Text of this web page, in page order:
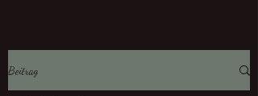
Beitrag